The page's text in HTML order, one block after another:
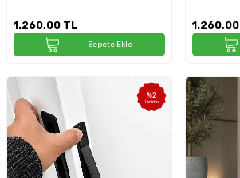
1.260,00 TL
Sepete Ekle
1.260,00
%2
İndirim